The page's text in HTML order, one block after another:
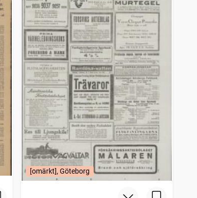
[omärkt], Göteborg